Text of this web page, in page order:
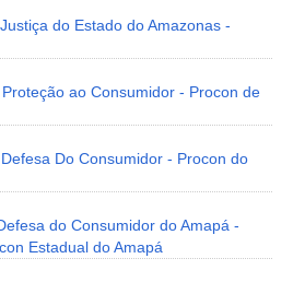
do Estado do Amazonas -
ao Consumidor - Procon de
Do Consumidor - Procon do
do Consumidor do Amapá -
Estadual do Amapá